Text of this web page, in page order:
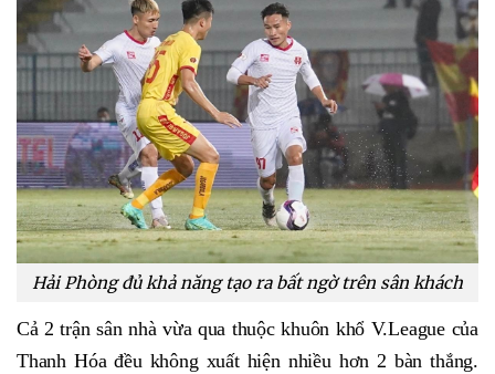
Hải Phòng đủ khả năng tạo ra bất ngờ trên sân khách
Cả 2 trận sân nhà vừa qua thuộc khuôn khổ V.League của
Thanh Hóa đều không xuất hiện nhiều hơn 2 bàn thắng.